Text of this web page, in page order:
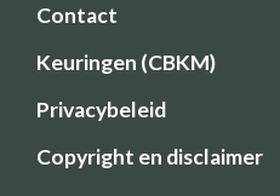
Contact
Keuringen (CBKM)
Privacybeleid
Copyright en disclaimer